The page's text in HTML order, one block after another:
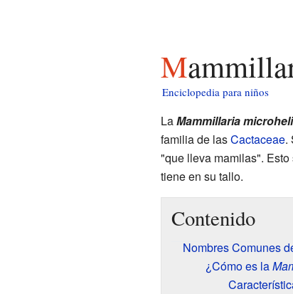
Enciclopedia para niños
LaMammillaria
familia de lasCactaceae.
"que lleva mamilas".
tiene en su tallo.
Contenido
Nombres Comunes
¿Cómo es la